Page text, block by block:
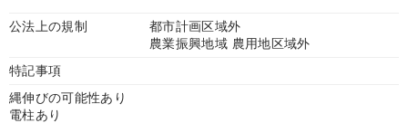
公法上の規制
都市計画区域外
農業振興地域 農用地区域外
特記事項
縄伸びの可能性あり
電柱あり